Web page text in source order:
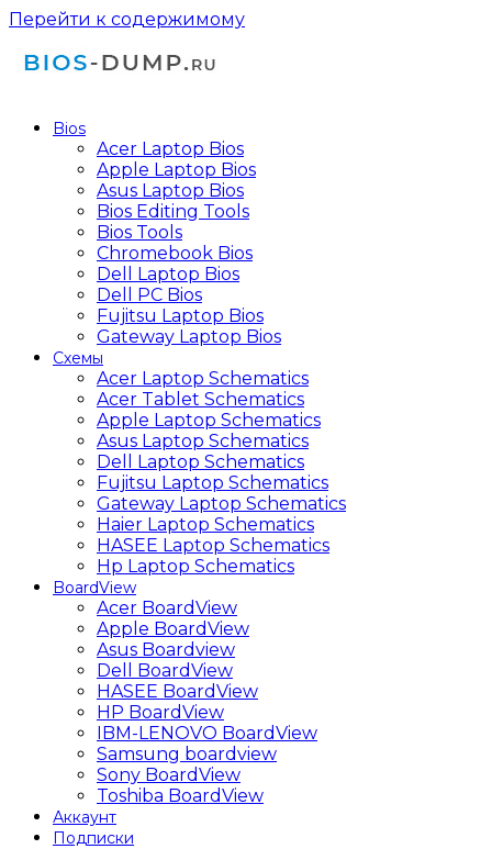
Перейти к содержимому
Bios
Acer Laptop Bios
Apple Laptop Bios
Asus Laptop Bios
Bios Editing Tools
Bios Tools
Chromebook Bios
Dell Laptop Bios
Dell PC Bios
Fujitsu Laptop Bios
Gateway Laptop Bios
Схемы
Acer Laptop Schematics
Acer Tablet Schematics
Apple Laptop Schematics
Asus Laptop Schematics
Dell Laptop Schematics
Fujitsu Laptop Schematics
Gateway Laptop Schematics
Haier Laptop Schematics
HASEE Laptop Schematics
Hp Laptop Schematics
BoardView
Acer BoardView
Apple BoardView
Asus Boardview
Dell BoardView
HASEE BoardView
HP BoardView
IBM-LENOVO BoardView
Samsung boardview
Sony BoardView
Toshiba BoardView
Аккаунт
Подписки